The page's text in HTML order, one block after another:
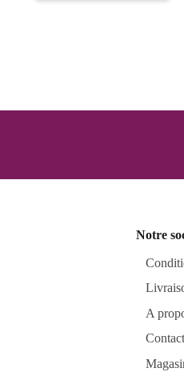
Notre
A